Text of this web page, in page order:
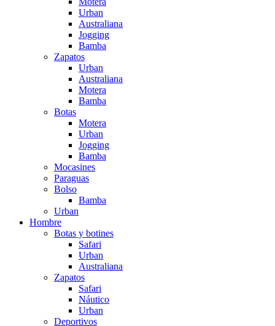
Urban
Australiana
Jogging
Bamba
Zapatos
Urban
Australiana
Motera
Bamba
Botas
Motera
Urban
Jogging
Bamba
Mocasines
Paraguas
Bolso
Bamba
Urban
Hombre
Botas y botines
Safari
Urban
Australiana
Zapatos
Safari
Náutico
Urban
Deportivos